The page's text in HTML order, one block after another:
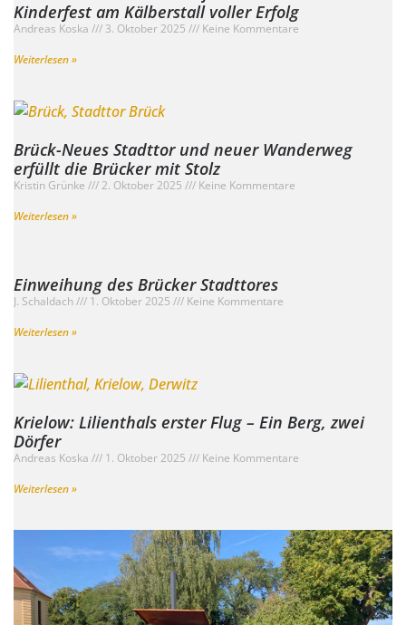
Kinderfest am Kälberstall voller Erfolg
Andreas Koska 3. Oktober 2025
Keine Kommentare
Weiterlesen »
Brück-Neues Stadttor und neuer Wanderweg
erfüllt die Brücker mit Stolz
Kristin Grünke 2. Oktober 2025
Keine Kommentare
Weiterlesen »
Einweihung des Brücker Stadttores
J. Schaldach 1. Oktober 2025
Keine Kommentare
Weiterlesen »
Krielow: Lilienthals erster Flug – Ein Berg, zwei
Dörfer
Andreas Koska 1. Oktober 2025
Keine Kommentare
Weiterlesen »